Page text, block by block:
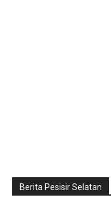
Berita Pesisir Selatan